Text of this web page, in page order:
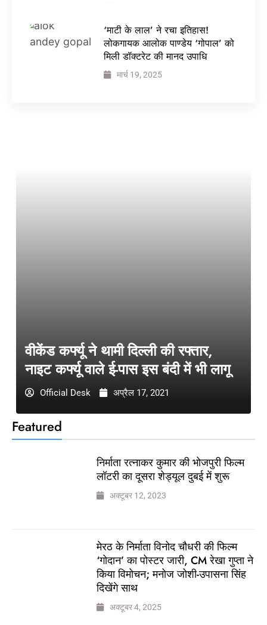
‘माटी के लाल’ ने रचा इतिहास!
लोकगायक आलोक पाण्डेय ‘गोपाल’ को
मिली डॉक्टरेट की मानद उपाधि
मार्च 19, 2025
Featured
निर्माता रत्नाकर कुमार की भोजपुरी फिल्म
लॉटरी का दूसरा शेड्यूल दुबई में शुरू
अक्टूबर 12, 2023
मेरठ के निर्माता विनोद चौधरी की फिल्म
‘गोदान’ का पोस्टर जारी, CM रेखा गुप्ता ने
किया विमोचन; मनोज जोशी-उपासना सिंह
दिखेंगे साथ
अक्टूबर 4, 2025
वीकेंड कर्फ्यू ने थामी दिल्ली की रफ्तार,
नाइट कर्फ्यू वाले ई-पास इस बंदी में भी लागू
Official Desk अप्रैल 17, 2021